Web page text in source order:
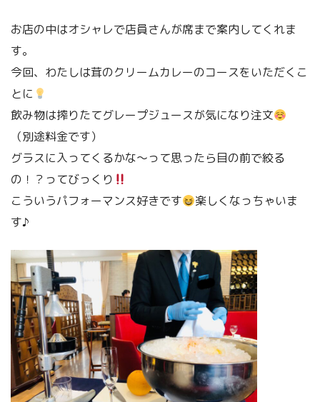
お店の中はオシャレで店員さんが席まで案内してくれま
す。
今回、わたしは茸のクリームカレーのコースをいただくこ
とに
飲み物は搾りたてグレープジュースが気になり注文
（別途料金です）
グラスに入ってくるかな〜って思ったら目の前で絞る
の！？ってびっくり
こういうパフォーマンス好きです
楽しくなっちゃいま
す♪